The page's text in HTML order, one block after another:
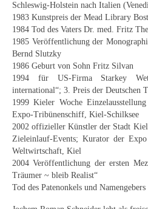
Düsseldorfer
Fränkische Künstler
Hamburger Künstler
Münchner Künstler
Pfälzer Künstler
Schwäbische Künstler
Weitere
Expressiver Realismus
Schleswig-Holstein nach Italien
1983 Kunstpreis der Mead Library
1984 Tod des Vaters Dr. med. Fritz
1985 Veröffentlichung der
Bernd Slutzky
1986 Geburt von Sohn Fritz Silvan
1994 für US-Firma Starkey
international“; 3. Preis der Deutschen
1999 Kieler Woche
Expo-Tribünenschiff, Kiel-Schilksee
2002 offizieller Künstler der Stadt Kiel
Zieleinlauf-Events; Kurator der
Weltwirtschaft, Kiel
2004 Veröffentlichung der ersten
Träumer ~ bleib Realist“
Tod des Patenonkels und